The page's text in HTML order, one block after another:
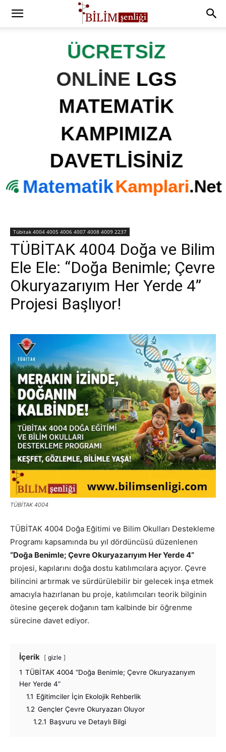
Tübitak 4004 4005 4006 4007 4008 4009 2237
TÜBİTAK 4004 Doğa ve Bilim
Ele Ele: “Doğa Benimle; Çevre
Okuryazarıyım Her Yerde 4”
Projesi Başlıyor!
TÜBİTAK 4004
TÜBİTAK 4004 Doğa Eğitimi ve Bilim Okulları Destekleme
Programı kapsamında bu yıl dördüncüsü düzenlenen
“Doğa Benimle; Çevre Okuryazarıyım Her Yerde 4”
projesi, kapılarını doğa dostu katılımcılara açıyor. Çevre
bilincini artırmak ve sürdürülebilir bir gelecek inşa etmek
amacıyla hazırlanan bu proje, katılımcıları teorik bilginin
ötesine geçerek doğanın tam kalbinde bir öğrenme
sürecine davet ediyor.
İçerik gizle
1 TÜBİTAK 4004 “Doğa Benimle; Çevre Okuryazarıyım
Her Yerde 4”
1.1 Eğitimciler İçin Ekolojik Rehberlik
1.2 Gençler Çevre Okuryazarı Oluyor
1.2.1 Başvuru ve Detaylı Bilgi